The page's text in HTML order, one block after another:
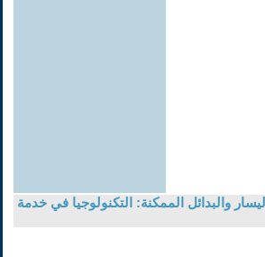
والبدائل الممكنة: التكنولوجيا في خدمة